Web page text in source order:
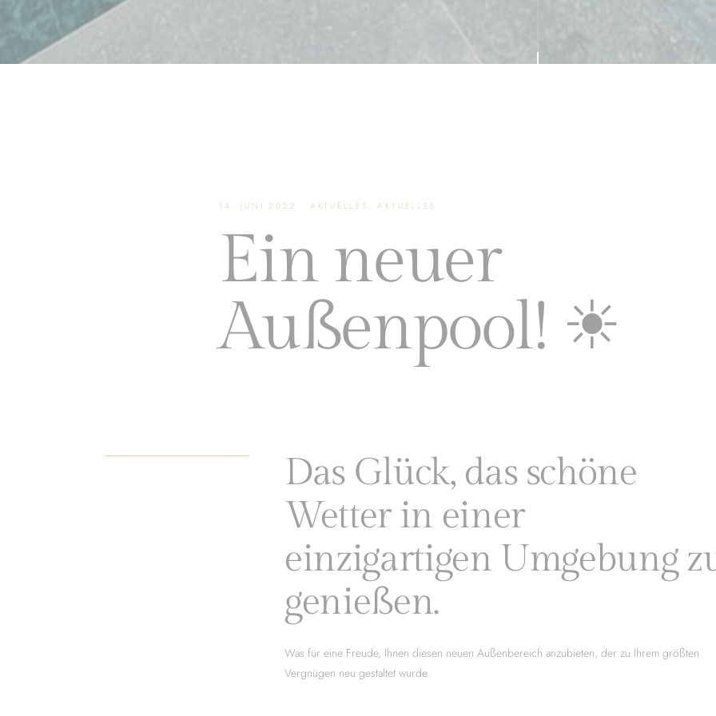
14. JUNI 2022 - AKTUELLES, AKTUELLES
Ein neuer
Außenpool! ☀
Das Glück, das schöne
Wetter in einer
einzigartigen Umgebung
genießen.
Was für eine Freude, Ihnen diesen neuen Außenbereich anzubieten, der zu Ihrem größten
Vergnügen neu gestaltet wurde.